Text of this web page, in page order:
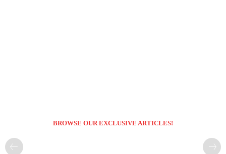
BROWSE OUR EXCLUSIVE ARTICLES!